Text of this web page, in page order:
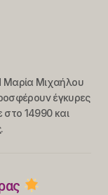
Μαρία Μιχαήλου
έγκυρες
14990 και